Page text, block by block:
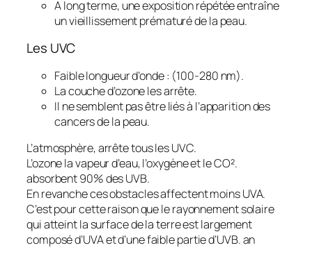
A long terme, une exposition répétée entraîne
un vieillissement prématuré de la peau.
Les UVC
Faible longueur d’onde : (100-280 nm).
La couche d’ozone les arrête.
Il ne semblent pas être liés à l’apparition des
cancers de la peau.
L’atmosphère, arrête tous les UVC.
L’ozone la vapeur d’eau, l’oxygène et le CO².
absorbent 90% des UVB.
En revanche ces obstacles affectent moins UVA.
C’est pour cette raison que le rayonnement solaire
qui atteint la surface de la terre est largement
composé d’UVA et d’une faible partie d’UVB. an